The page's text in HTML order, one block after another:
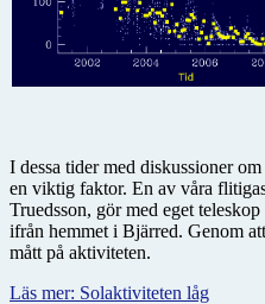
I dessa tider med diskussioner
en viktig faktor. En av våra
Truedsson, gör med eget
ifrån hemmet i Bjärred. Genom
mått på aktiviteten.
Läs mer: Solaktiviteten låg